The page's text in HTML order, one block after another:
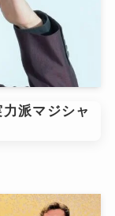
派マジシャ